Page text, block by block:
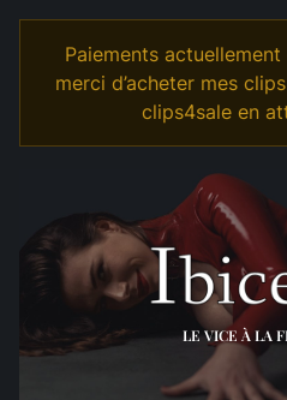
Paiements
merci d’acheter mes
clips4sale en
LE VICE À LA